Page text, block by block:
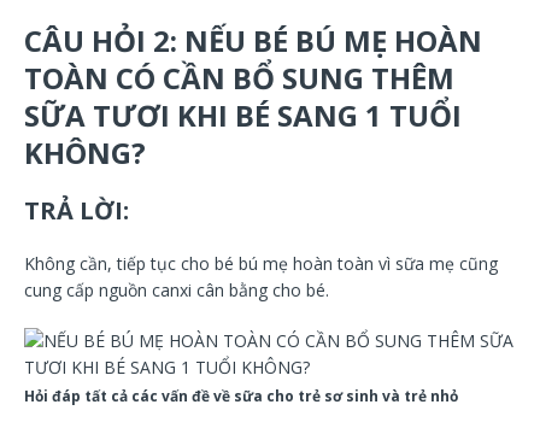
CÂU HỎI 2: NẾU BÉ BÚ MẸ HOÀN
TOÀN CÓ CẦN BỔ SUNG THÊM
SỮA TƯƠI KHI BÉ SANG 1 TUỔI
KHÔNG?
TRẢ LỜI:
Không cần, tiếp tục cho bé bú mẹ hoàn toàn vì sữa mẹ cũng
cung cấp nguồn canxi cân bằng cho bé.
Hỏi đáp tất cả các vấn đề về sữa cho trẻ sơ sinh và trẻ nhỏ